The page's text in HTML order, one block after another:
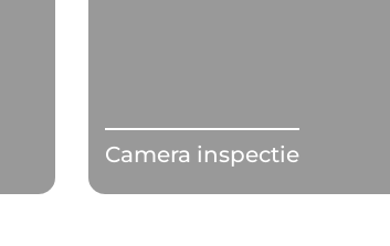
Camera inspectie